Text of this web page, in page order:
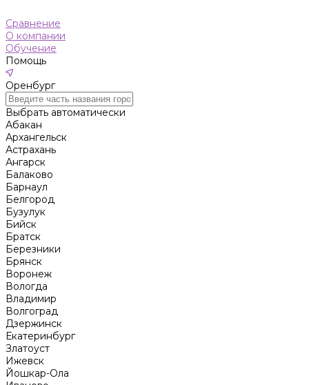
Сравнение
О компании
Обучение
Помощь
Оренбург
Выбрать автоматически
Абакан
Архангельск
Астрахань
Ангарск
Балаково
Барнаул
Белгород
Бузулук
Бийск
Братск
Березники
Брянск
Воронеж
Вологда
Владимир
Волгоград
Дзержинск
Екатеринбург
Златоуст
Ижевск
Йошкар-Ола